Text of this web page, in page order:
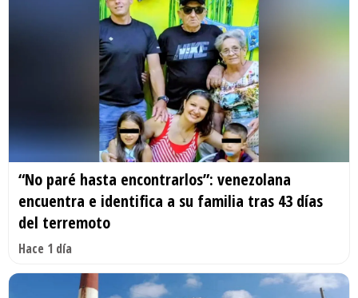
“No paré hasta encontrarlos”: venezolana
encuentra e identifica a su familia tras 43 días
del terremoto
Hace 1 día